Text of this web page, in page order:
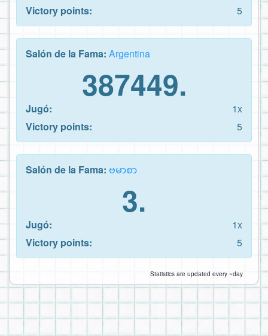
Victory points:
5
Salón de la Fama: Argentina
387449.
Jugó:
1x
Victory points:
5
Salón de la Fama: ဗမာစာ
3.
Jugó:
1x
Victory points:
5
Statistics are updated every ~day